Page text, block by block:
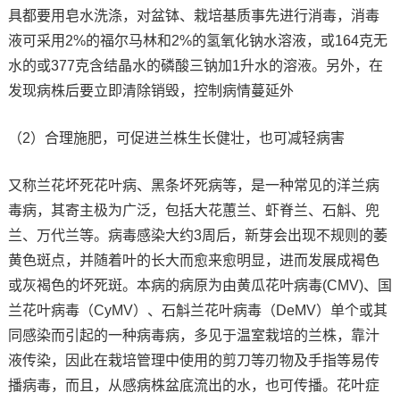
具都要用皂水洗涤，对盆钵、栽培基质事先进行消毒，消毒
液可采用2%的福尔马林和2%的氢氧化钠水溶液，或164克无
水的或377克含结晶水的磷酸三钠加1升水的溶液。另外，在
发现病株后要立即清除销毁，控制病情蔓延外
（2）合理施肥，可促进兰株生长健壮，也可减轻病害
又称兰花坏死花叶病、黑条坏死病等，是一种常见的洋兰病
毒病，其寄主极为广泛，包括大花蕙兰、虾脊兰、石斛、兜
兰、万代兰等。病毒感染大约3周后，新芽会出现不规则的萎
黄色斑点，并随着叶的长大而愈来愈明显，进而发展成褐色
或灰褐色的坏死斑。本病的病原为由黄瓜花叶病毒(CMV)、国
兰花叶病毒（CyMV）、石斛兰花叶病毒（DeMV）单个或其
同感染而引起的一种病毒病，多见于温室栽培的兰株，靠汁
液传染，因此在栽培管理中使用的剪刀等刃物及手指等易传
播病毒，而且，从感病株盆底流出的水，也可传播。花叶症